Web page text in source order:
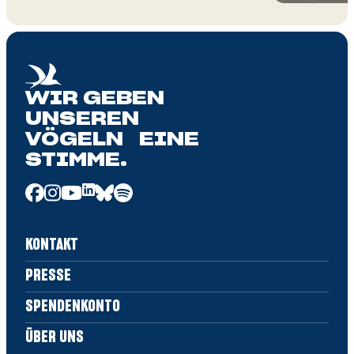
WIR GEBEN
UNSEREN
VÖGELN EINE
STIMME.
KONTAKT
PRESSE
SPENDENKONTO
ÜBER UNS